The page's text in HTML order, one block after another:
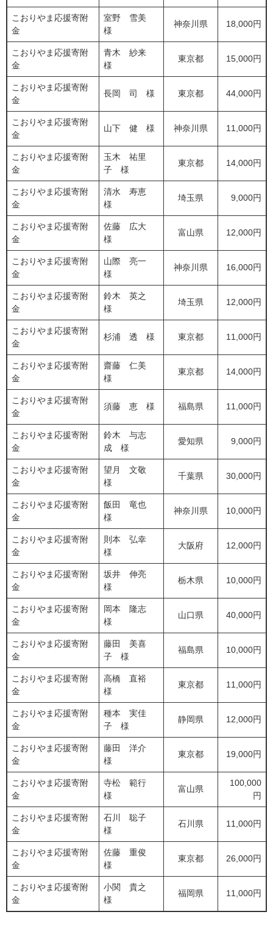
こおりやま応援寄附
金
室野 雪美
様
神奈川県 18,000円
こおりやま応援寄附
金
青木 紗来
様
東京都 15,000円
こおりやま応援寄附
金
長岡 司 様 東京都 44,000円
こおりやま応援寄附
金
山下 健 様 神奈川県 11,000円
こおりやま応援寄附
金
玉木 祐里
子 様
東京都 14,000円
こおりやま応援寄附
金
清水 寿恵
様
埼玉県 9,000円
こおりやま応援寄附
金
佐藤 広大
様
富山県 12,000円
こおりやま応援寄附
金
山際 亮一
様
神奈川県 16,000円
こおりやま応援寄附
金
鈴木 英之
様
埼玉県 12,000円
こおりやま応援寄附
金
杉浦 透 様 東京都 11,000円
こおりやま応援寄附
金
齋藤 仁美
様
東京都 14,000円
こおりやま応援寄附
金
須藤 恵 様 福島県 11,000円
こおりやま応援寄附
金
鈴木 与志
成 様
愛知県 9,000円
こおりやま応援寄附
金
望月 文敬
様
千葉県 30,000円
こおりやま応援寄附
金
飯田 竜也
様
神奈川県 10,000円
こおりやま応援寄附
金
則本 弘幸
様
大阪府 12,000円
こおりやま応援寄附
金
坂井 伸亮
様
栃木県 10,000円
こおりやま応援寄附
金
岡本 隆志
様
山口県 40,000円
こおりやま応援寄附
金
藤田 美喜
子 様
福島県 10,000円
こおりやま応援寄附
金
高橋 直裕
様
東京都 11,000円
こおりやま応援寄附
金
種本 実佳
子 様
静岡県 12,000円
こおりやま応援寄附
金
藤田 洋介
様
東京都 19,000円
こおりやま応援寄附
金
寺松 範行
様
富山県
100,000
円
こおりやま応援寄附
金
石川 聡子
様
石川県 11,000円
こおりやま応援寄附
金
佐藤 重俊
様
東京都 26,000円
こおりやま応援寄附
金
小関 貴之
様
福岡県 11,000円